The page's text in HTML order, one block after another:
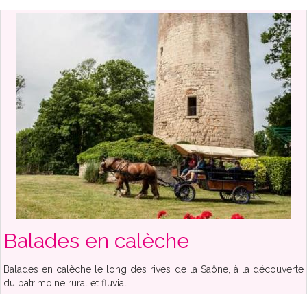
Balades en calèche
Balades en calèche le long des rives de la Saône, à la découverte
du patrimoine rural et fluvial.